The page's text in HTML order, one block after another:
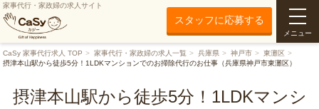
家事代行・家政婦の求人サイト
スタッフに応募する
メニュー
CaSy 家事代行求人 TOP 家事代行・家政婦の求人一覧 兵庫県 神戸市
東灘区
摂津本山駅から徒歩5分！1LDKマンションでのお掃除代行のお仕事（兵庫県神戸市東灘区）
摂津本山駅から徒歩5分！1LDKマンシ